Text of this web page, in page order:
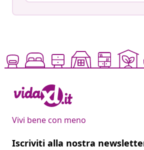
Vivi bene con meno
Iscriviti alla nostra